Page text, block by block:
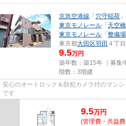
京急空港線 「 穴守稲荷
東京モノレール 「 天空橋
東京モノレール 「 整備場
東京都大田区羽田 ４丁
9.5万円
築年数：築15年 ｜募集
階数：3階建
安心のオートロック＆防犯カメラ付のマン
です
9.5万円
(管理費・共益